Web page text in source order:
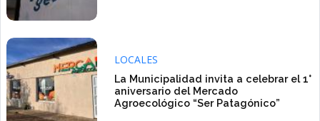
LOCALES
La Municipalidad invita a celebrar el 1°
aniversario del Mercado
Agroecológico “Ser Patagónico”